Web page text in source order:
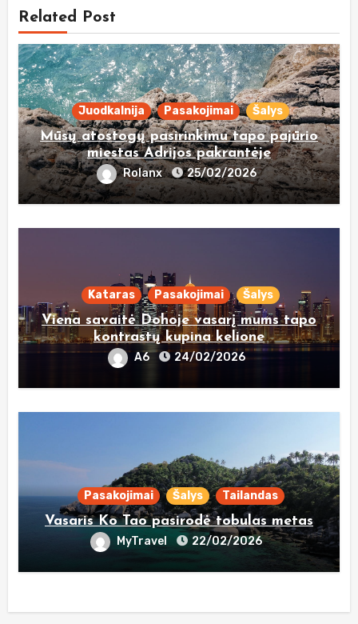
Related Post
Juodkalnija Pasakojimai Šalys
Mūsų atostogų pasirinkimu tapo pajūrio
miestas Adrijos pakrantėje
Rolanx 25/02/2026
Kataras Pasakojimai Šalys
Viena savaitė Dohoje vasarį mums tapo
kontrastų kupina kelione
A6 24/02/2026
Pasakojimai Šalys Tailandas
Vasaris Ko Tao pasirodė tobulas metas
MyTravel 22/02/2026